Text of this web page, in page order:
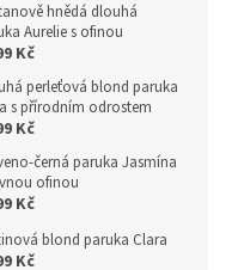
hnědá dlouhá
Aurelie s ofinou
Kč
perleťová blond paruka
s přírodním odrostem
Kč
černá paruka Jasmína
ofinou
Kč
blond paruka Clara
Kč